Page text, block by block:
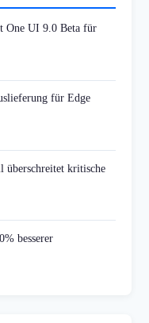
One UI 9.0 Beta für
für Edge
kritische
besserer